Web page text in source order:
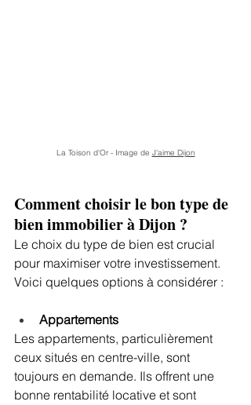
La Toison d'Or - Image de J'aime Dijon
Comment choisir le bon type de
bien immobilier à Dijon ?
Le choix du type de bien est crucial
pour maximiser votre investissement.
Voici quelques options à considérer :
Appartements
Les appartements, particulièrement
ceux situés en centre-ville, sont
toujours en demande. Ils offrent une
bonne rentabilité locative et sont